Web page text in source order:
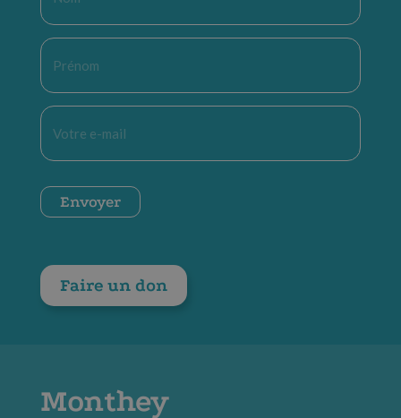
Prénom
E-
mail
CAPTCHA
Envoyer
Faire un don
Monthey